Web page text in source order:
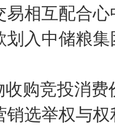
易相互配合
划入中储粮
收购竞投消
销选举权与